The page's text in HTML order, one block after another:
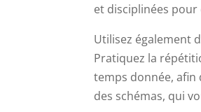
et disciplinées
Utilisez également
Pratiquez la
temps donnée, afin
des schémas, qui